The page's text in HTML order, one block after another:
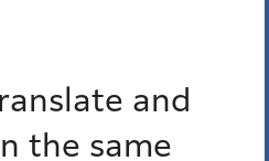
and
the same